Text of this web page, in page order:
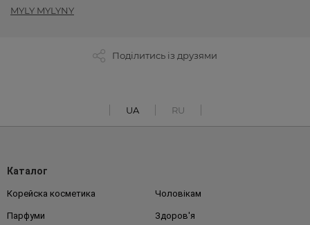
MYLY MYLYNY
Поділитись із друзями
UA RU
Каталог
Корейска косметика Чоловікам
Парфуми Здоров'я